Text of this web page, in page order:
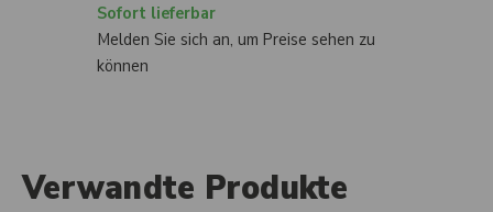
Sofort lieferbar
Melden Sie sich an, um Preise sehen zu
können
Verwandte Produkte